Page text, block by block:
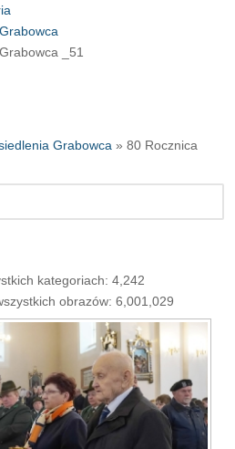
_51
Grabowca » 80 Rocznica
kategoriach: 4,242
obrazów: 6,001,029